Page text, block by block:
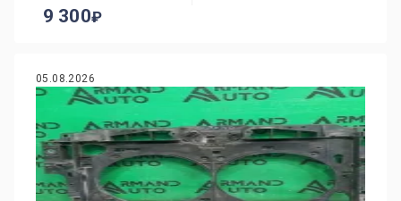
9 300
05.08.2026